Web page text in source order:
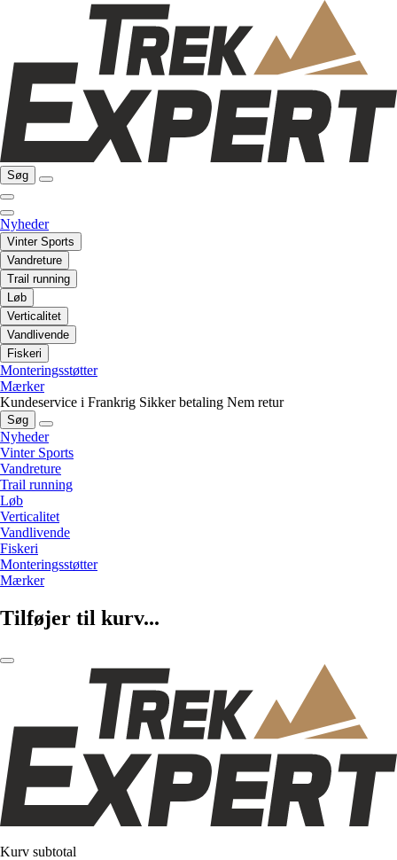
Søg
Nyheder
Vinter Sports
Vandreture
Trail running
Løb
Verticalitet
Vandlivende
Fiskeri
Monteringsstøtter
Mærker
Kundeservice i Frankrig Sikker betaling Nem retur
Søg
Nyheder
Vinter Sports
Vandreture
Trail running
Løb
Verticalitet
Vandlivende
Fiskeri
Monteringsstøtter
Mærker
Tilføjer til kurv...
Kurv subtotal